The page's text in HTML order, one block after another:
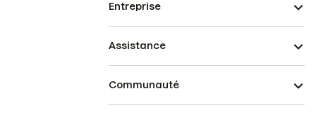
Entreprise
Assistance
Communauté